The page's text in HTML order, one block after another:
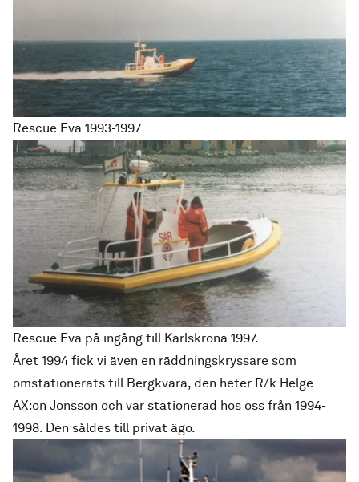
Rescue Eva 1993-1997
Rescue Eva på ingång till Karlskrona 1997.
Året 1994 fick vi även en räddningskryssare som
omstationerats till Bergkvara, den heter R/k Helge
AX:on Jonsson och var stationerad hos oss från 1994-
1998. Den såldes till privat ägo.